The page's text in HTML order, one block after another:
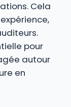
Cela
pour
autour
en